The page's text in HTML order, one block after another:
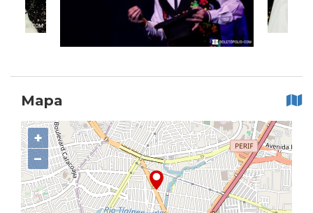
Mapa
+
−